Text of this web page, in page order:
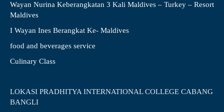
Wayan Nurina Keberangkatan 3 Kali Maldives – Turkey – Resort
Maldives
I Wayan Ines Berangkat Ke- Maldives
food and beverages service
Culinary Class
LOKASI PRADHITYA INTERNATIONAL COLLEGE CABANG
BANGLI